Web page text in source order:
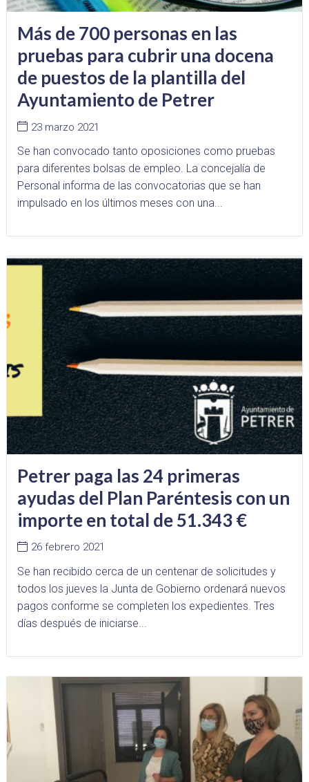
Más de 700 personas en las
pruebas para cubrir una docena
de puestos de la plantilla del
Ayuntamiento de Petrer
23 marzo 2021
Se han convocado tanto oposiciones como pruebas
para diferentes bolsas de empleo. La concejalía de
Personal informa de las convocatorias que se han
impulsado en los últimos meses con una...
Petrer paga las 24 primeras
ayudas del Plan Paréntesis con un
importe en total de 51.343 €
26 febrero 2021
Se han recibido cerca de un centenar de solicitudes y
todos los jueves la Junta de Gobierno ordenará nuevos
pagos conforme se completen los expedientes. Tres
días después de iniciarse...